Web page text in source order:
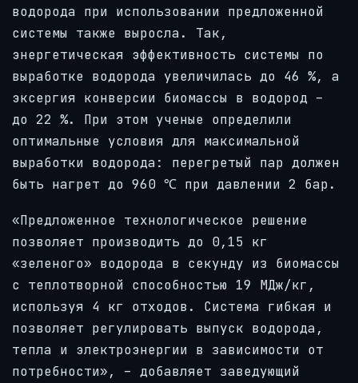
водорода при использовании предложенной
системы также выросла. Так,
энергетическая эффективность системы по
выработке водорода увеличилась до 46 %, а
эксергия конверсии биомассы в водород –
до 22 %. При этом ученые определили
оптимальные условия для максимальной
выработки водорода: перегретый пар должен
быть нагрет до 960 ℃ при давлении 2 бар.
«Предложенное технологическое решение
позволяет производить до 0,15 кг
«зеленого» водорода в секунду из биомассы
с теплотворной способностью 19 МДж/кг,
используя 4 кг отходов. Система гибкая и
позволяет регулировать выпуск водорода,
тепла и электроэнергии в зависимости от
потребности», – добавляет заведующий